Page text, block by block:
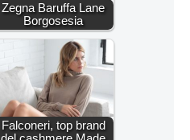
Zegna Baruffa Lane
Borgosesia
Falconeri, top brand